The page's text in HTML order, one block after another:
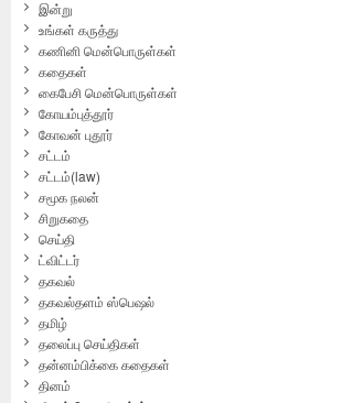
இன்று
உங்கள் கருத்து
கணினி மென்பொருள்கள்
கதைகள்
கைபேசி மென்பொருள்கள்
கோயம்புத்தூர்
கோவன் புதூர்
சட்டம்
சட்டம்(law)
சமூக நலன்
சிறுகதை
செய்தி
ட்விட்டர்
தகவல்
தகவல்தளம் ஸ்பெஷல்
தமிழ்
தலைப்பு செய்திகள்
தன்னம்பிக்கை கதைகள்
தினம்